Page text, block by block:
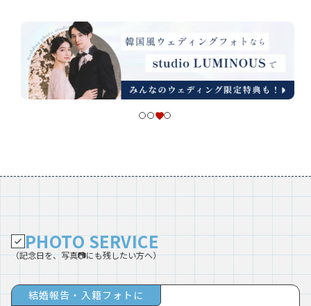
PHOTO SERVICE
（記念日を、写真📷にも残したい方へ）
結婚報告・入籍フォトに